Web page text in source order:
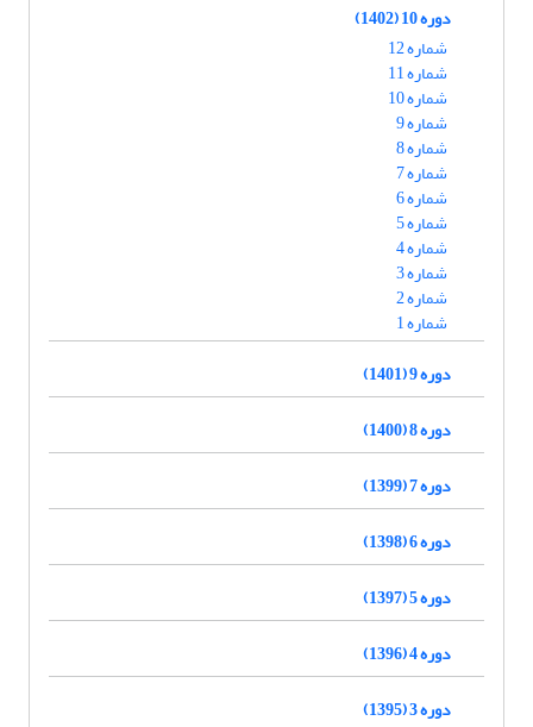
دوره 10 (1402)
شماره 12
شماره 11
شماره 10
شماره 9
شماره 8
شماره 7
شماره 6
شماره 5
شماره 4
شماره 3
شماره 2
شماره 1
دوره 9 (1401)
دوره 8 (1400)
دوره 7 (1399)
دوره 6 (1398)
دوره 5 (1397)
دوره 4 (1396)
دوره 3 (1395)